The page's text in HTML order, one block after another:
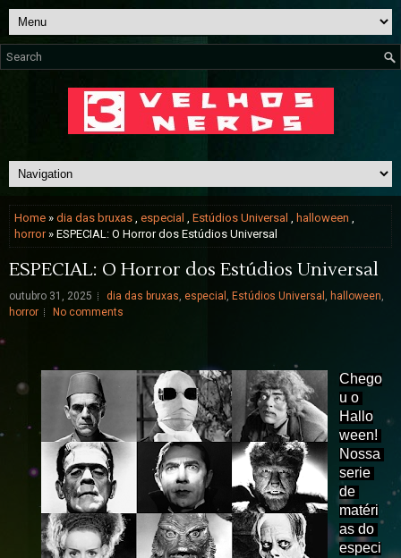
Home » dia das bruxas , especial , Estúdios Universal , halloween ,
horror» ESPECIAL: O Horror dos Estúdios Universal
ESPECIAL: O Horror dos Estúdios Universal
outubro 31, 2025 dia das bruxas, especial , Estúdios Universal , halloween,
horror
No comments
Chego
u o
Hallo
ween!
Nossa
serie
de
matéri
as do
especi